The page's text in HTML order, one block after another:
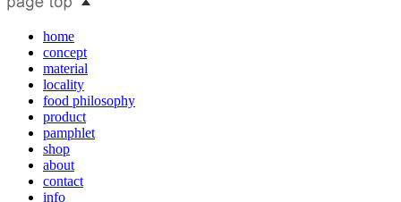
home
concept
material
locality
food philosophy
product
pamphlet
shop
about
contact
info